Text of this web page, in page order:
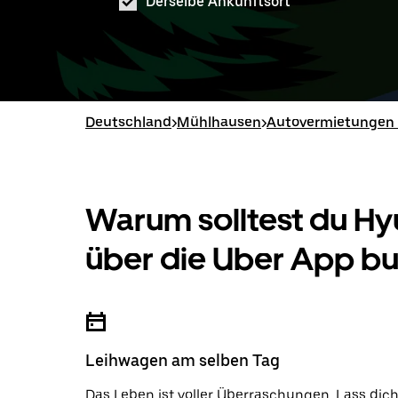
Deutschland>Mühlhausen>Autovermietungen
Warum solltest du
über die Uber App
Leihwagen am selben Tag